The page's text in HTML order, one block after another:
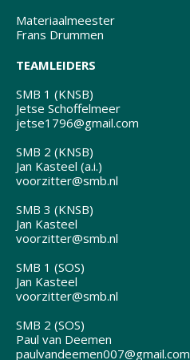
Materiaalmeester
Frans Drummen
TEAMLEIDERS
SMB 1 (KNSB)
Jetse Schoffelmeer
jetse1796@gmail.com
SMB 2 (KNSB)
Jan Kasteel (a.i.)
voorzitter@smb.nl
SMB 3 (KNSB)
Jan Kasteel
voorzitter@smb.nl
SMB 1 (SOS)
Jan Kasteel
voorzitter@smb.nl
SMB 2 (SOS)
Paul van Deemen
paulvandeemen007@gmail.com